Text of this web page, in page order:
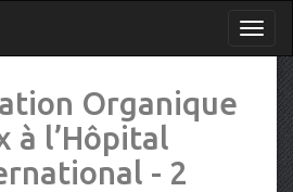
Organique
à l’Hôpital
- 2